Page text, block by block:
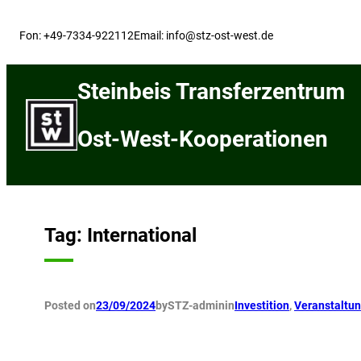
Fon: +49-7334-922112Email: info@stz-ost-west.de
Steinbeis Transferzentrum
Ost-West-Kooperationen
Tag: International
Posted on23/09/2024bySTZ-admininInvestition,